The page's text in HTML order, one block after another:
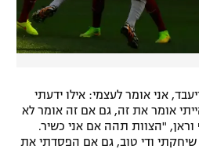
אני אומר לעצמי: אילו ידעתי
אומר את זה, גם אם זה אומר לא
"הצוות תהה אם אני כשיר.
ודי טוב, גם אם הפסדתי את